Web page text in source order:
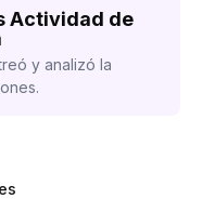
Actividad de
y analizó la